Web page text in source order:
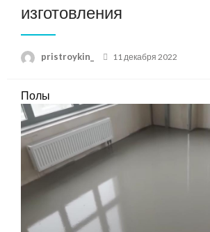
изготовления
pristroykin_
Posted
11 декабря 2022
Полы